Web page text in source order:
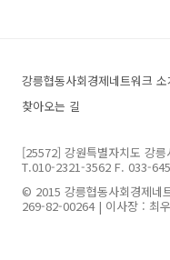
강릉협동사회경제네트워크 소
찾아오는 길
[25572] 강원특별자치도 강
T.010-2321-3562 F. 033-
© 2015 강릉협동사회경제네
269-82-00264 | 이사장 : 최